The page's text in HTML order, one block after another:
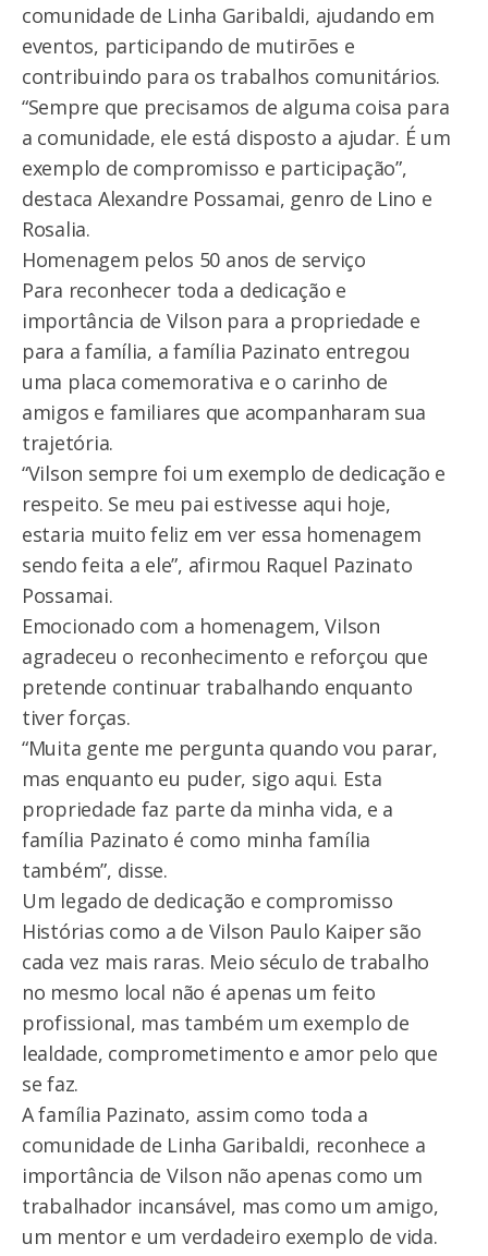
comunidade de Linha Garibaldi, ajudando em
eventos, participando de mutirões e
contribuindo para os trabalhos comunitários.
“Sempre que precisamos de alguma coisa para
a comunidade, ele está disposto a ajudar. É um
exemplo de compromisso e participação”,
destaca Alexandre Possamai, genro de Lino e
Rosalia.
Homenagem pelos 50 anos de serviço
Para reconhecer toda a dedicação e
importância de Vilson para a propriedade e
para a família, a família Pazinato entregou
uma placa comemorativa e o carinho de
amigos e familiares que acompanharam sua
trajetória.
“Vilson sempre foi um exemplo de dedicação e
respeito. Se meu pai estivesse aqui hoje,
estaria muito feliz em ver essa homenagem
sendo feita a ele”, afirmou Raquel Pazinato
Possamai.
Emocionado com a homenagem, Vilson
agradeceu o reconhecimento e reforçou que
pretende continuar trabalhando enquanto
tiver forças.
“Muita gente me pergunta quando vou parar,
mas enquanto eu puder, sigo aqui. Esta
propriedade faz parte da minha vida, e a
família Pazinato é como minha família
também”, disse.
Um legado de dedicação e compromisso
Histórias como a de Vilson Paulo Kaiper são
cada vez mais raras. Meio século de trabalho
no mesmo local não é apenas um feito
profissional, mas também um exemplo de
lealdade, comprometimento e amor pelo que
se faz.
A família Pazinato, assim como toda a
comunidade de Linha Garibaldi, reconhece a
importância de Vilson não apenas como um
trabalhador incansável, mas como um amigo,
um mentor e um verdadeiro exemplo de vida.